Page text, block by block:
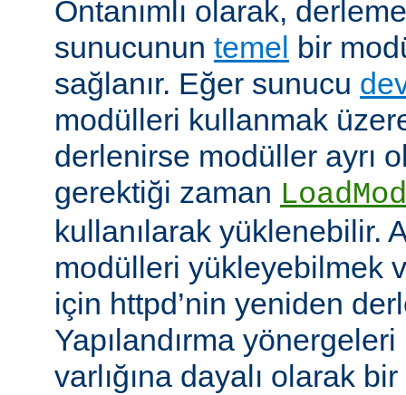
Öntanımlı olarak,
sunucunun temel
bir
sağlanır. Eğer sunucu
modülleri kullanmak
derlenirse modüller ayrı
gerektiği zaman
kullanılarak yüklenebilir.
modülleri yükleyebilmek
için httpd’nin yeniden
Yapılandırma
varlığına dayalı olarak bir